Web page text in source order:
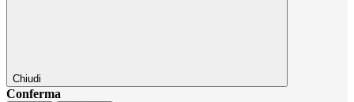
Chiudi
Conferma